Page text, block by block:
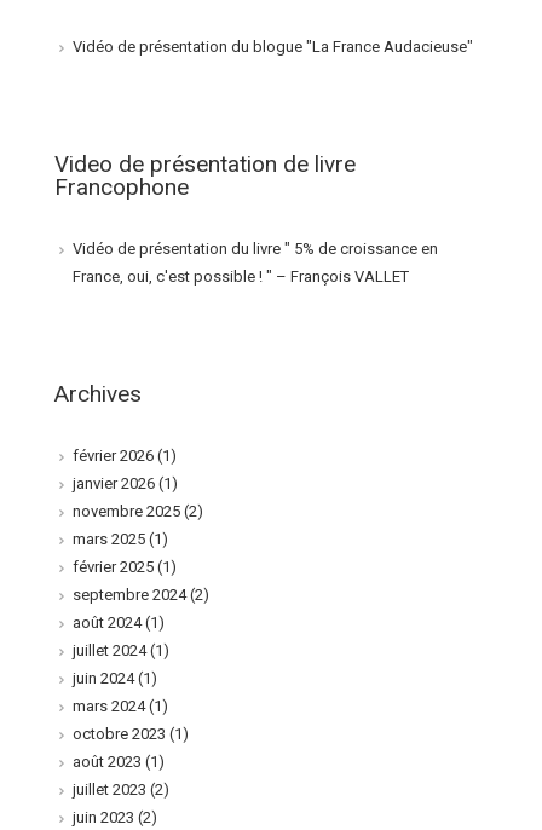
Vidéo de présentation du blogue "La France Audacieuse"
Video de présentation de livre
Francophone
Vidéo de présentation du livre " 5% de croissance en
France, oui, c'est possible ! " – François VALLET
Archives
février 2026 (1)
janvier 2026 (1)
novembre 2025 (2)
mars 2025 (1)
février 2025 (1)
septembre 2024(2)
août 2024(1)
juillet 2024(1)
juin 2024(1)
mars 2024(1)
octobre 2023 (1)
août 2023 (1)
juillet 2023 (2)
juin 2023 (2)